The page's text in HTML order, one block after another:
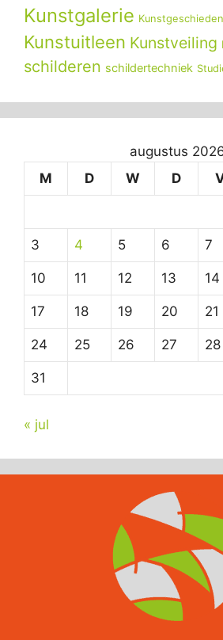
Kunstgalerie
Kunstuitleen Kunstveiling
schilderen schildertechniek
augustus
M
D W D
3 4 5 6 7
10 11 12 13 14
17 18 19 20 21
24 25 26 27 28
31
« jul